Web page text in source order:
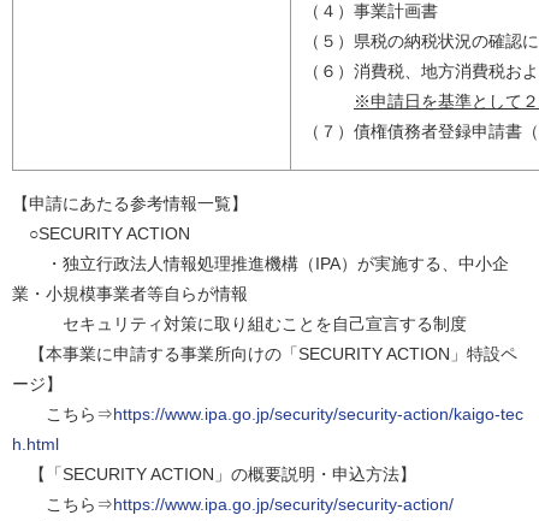
（４）事業計画書
（５）県税の納税状況の確認
（６）消費税、地方消費税お
※申請日を基準として
（７）債権債務者登録申請書
【申請にあたる参考情報一覧】
○SECURITY ACTION
・独立行政法人情報処理推進機構（IPA）が実施する、中小企
業・小規模事業者等自らが情報
セキュリティ対策に取り組むことを自己宣言する制度
【本事業に申請する事業所向けの「SECURITY ACTION」特設ペ
ージ】
こちら⇒https://www.ipa.go.jp/security/security-action/kaigo-tec
h.html
【「SECURITY ACTION」の概要説明・申込方法】
こちら⇒https://www.ipa.go.jp/security/security-action/